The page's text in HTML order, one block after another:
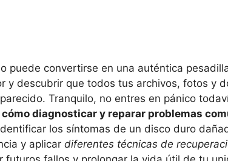
puede convertirse en una auténtica
y descubrir que todos tus archivos, fotos y
Tranquilo, no entres en pánico
cómo diagnosticar y reparar problemas
los síntomas de un disco duro
y aplicar diferentes técnicas de